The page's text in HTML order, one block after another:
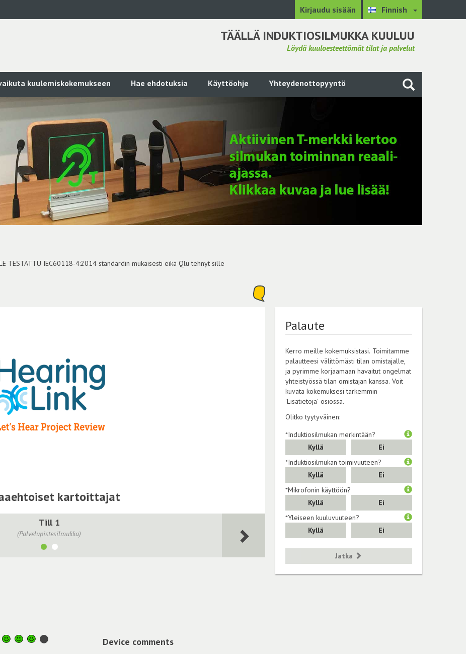
Kirjaudu sisään Finnish
TÄÄLLÄ INDUKTIOSILMUKKA KUULUU
Löydä kuuloesteettömät tilat ja palvelut
kuulemiskokemukseen Hae ehdotuksia Käyttöohje Yhteydenottopyyntö
TESTATTU IEC60118-4:2014 standardin mukaisesti eikä Qlu tehnyt sille
kartoittajat
Till 1
(Palvelupistesilmukka)
Device comments
Palaute
Kerro meille kokemuksistasi. Toimitamme
palautteesi välittömästi tilan omistajalle,
ja pyrimme korjaamaan havaitut ongelmat
yhteistyössä tilan omistajan kanssa. Voit
kuvata kokemuksesi tarkemmin
'Lisätietoja' osiossa.
Olitko tyytyväinen:
*Induktiosilmukan merkintään?
Kyllä
Ei
*Induktiosilmukan toimivuuteen?
Kyllä
Ei
*Mikrofonin käyttöön?
Kyllä
Ei
*Yleiseen kuuluvuuteen?
Kyllä
Ei
Jatka